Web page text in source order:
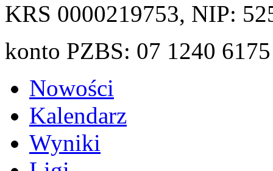
KRS 0000219753, NIP:
konto PZBS: 07 1240
Nowości
Kalendarz
Wyniki